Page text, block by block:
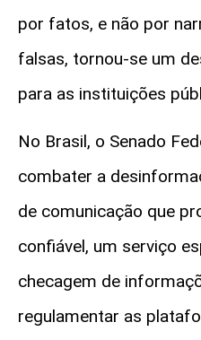
por fatos, e não por
falsas, tornou-se um
para as instituições
No Brasil, o Senado
combater a
de comunicação que
confiável, um serviço
checagem de
regulamentar as